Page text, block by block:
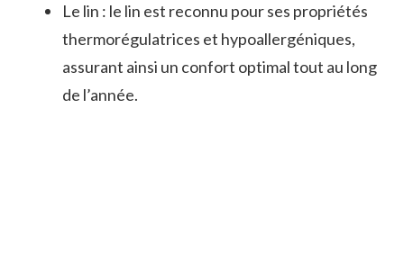
Le lin : le lin est reconnu pour ses propriétés
thermorégulatrices et hypoallergéniques,
assurant ainsi un confort optimal tout au long
de l’année.